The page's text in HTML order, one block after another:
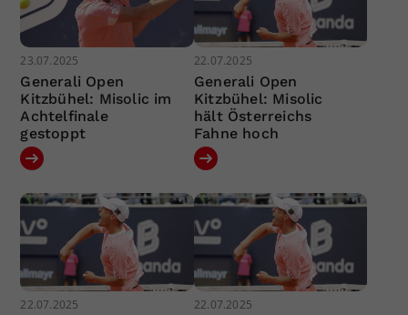
23.07.2025
Generali Open
Kitzbühel: Misolic im
Achtelfinale
gestoppt
22.07.2025
Generali Open
Kitzbühel: Misolic
hält Österreichs
Fahne hoch
22.07.2025 22.07.2025